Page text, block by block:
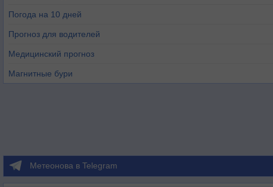
Погода на 10 дней
Прогноз для водителей
Медицинский прогноз
Магнитные бури
Метеонова в Telegram